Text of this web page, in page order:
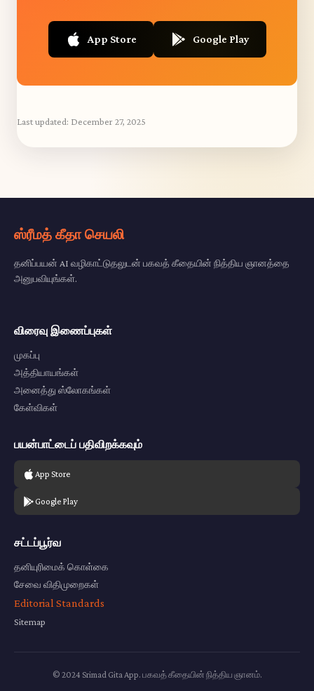
App Store Google Play
Last updated: December 27, 2025
ஸ்ரீமத் கீதா செயலி
தனிப்பயன் AI வழிகாட்டுதலுடன் பகவத் கீதையின் நித்திய ஞானத்தை
அனுபவியுங்கள்.
விரைவு இணைப்புகள்
முகப்பு
அத்தியாயங்கள்
அனைத்து ஸ்லோகங்கள்
கேள்விகள்
பயன்பாட்டைப் பதிவிறக்கவும்
App Store
Google Play
சட்டப்பூர்வ
தனியுரிமைக் கொள்கை
சேவை விதிமுறைகள்
Editorial Standards
Sitemap
© 2024 Srimad Gita App. பகவத் கீதையின் நித்திய ஞானம்.